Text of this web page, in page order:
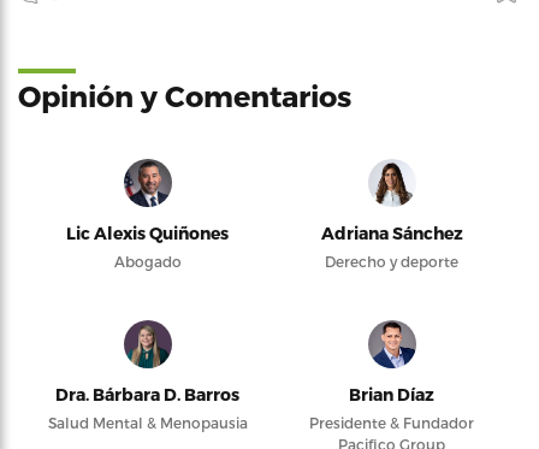
Opinión y Comentarios
Lic Alexis Quiñones
Abogado
Adriana Sánchez
Derecho y deporte
Dra. Bárbara D. Barros
Salud Mental & Menopausia
Brian Díaz
Presidente & Fundador
Pacifico Group